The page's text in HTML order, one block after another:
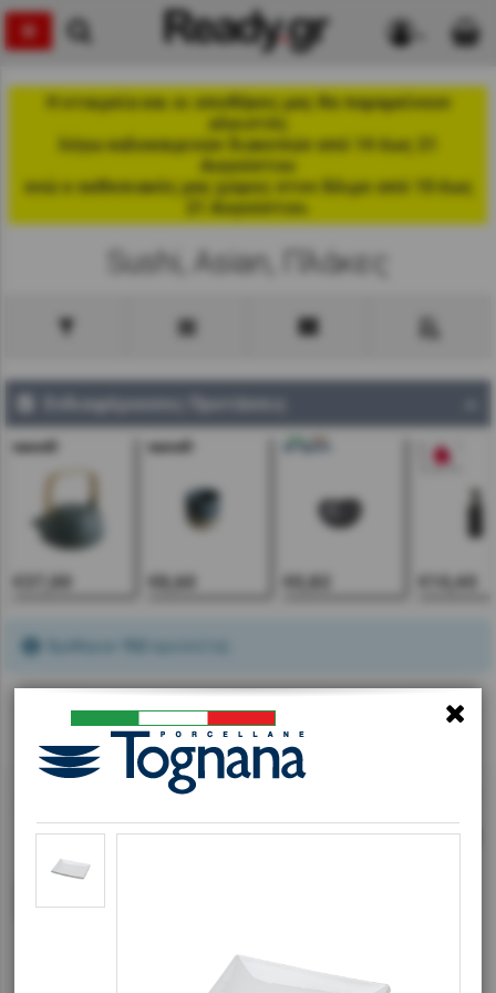
Η εταιρεία και οι αποθήκες μας θα παραμείνουν
κλειστές
λόγω καλοκαιρινών διακοπών από 14 έως 21
Αυγούστου
ενώ ο εκθεσιακός μας χώρος στον Άλιμο από 10 έως
21 Αυγούστου.
Sushi, Asian, Πλάκες
Ενδιαφέρουσες Προτάσεις
€37,00 €8,60 €10,40